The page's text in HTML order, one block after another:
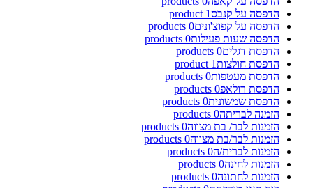
הדפסה על קנבס1
product
הדפסה על קפוצ'ונים0
products
הדפסה שעות פעילות0
products
הדפסת דגלים0
products
הדפסת חולצות1
product
הדפסת מעטפות0
products
הדפסת רולאפ0
products
הדפסת שמשונית0
products
הזמנה לבריתה0
products
הזמנות לבר/ בת מצווה0
products
הזמנות לבר/בת מצווה0
products
הזמנות לברית/ה0
products
הזמנות לחינה0
products
הזמנות לחתונה0
products